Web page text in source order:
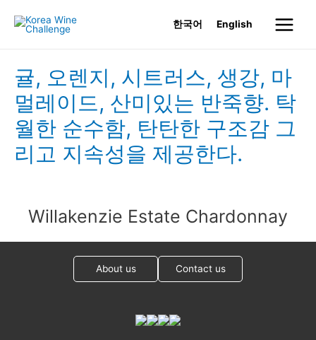
한국어 English
Main
귤, 오렌지, 시트러스, 생강, 마
멀레이드, 산미있는 반죽향. 탁
월한 순수함, 탄탄한 구조감 그
리고 지속성을 제공한다.
Willakenzie Estate Chardonnay
About us Contact us